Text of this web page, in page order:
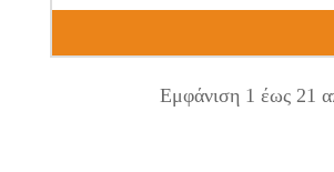
Εμφάνιση 1 έως 21